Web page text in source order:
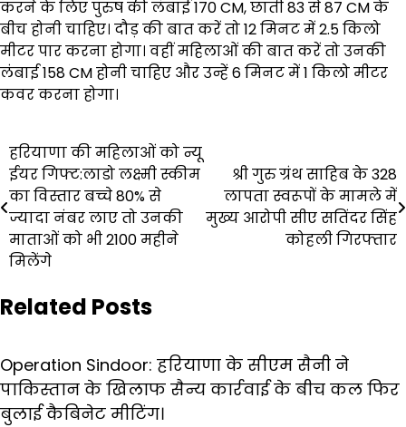
करने के लिए पुरुष की लंबाई 170 CM, छाती 83 से 87 CM के
बीच होनी चाहिए। दौड़ की बात करें तो 12 मिनट में 2.5 किलो
मीटर पार करना होगा। वहीं महिलाओं की बात करें तो उनकी
लंबाई 158 CM होनी चाहिए और उन्हें 6 मिनट में 1 किलो मीटर
कवर करना होगा।
Post
navigation
हरियाणा की महिलाओं को न्यू
ईयर गिफ्ट:लाडो लक्ष्मी स्कीम
का विस्तार बच्चे 80% से
ज्यादा नंबर लाए तो उनकी
माताओं को भी ₹2100 महीने
मिलेंगे
श्री गुरु ग्रंथ साहिब के 328
लापता स्वरूपों के मामले में
मुख्य आरोपी सीए सतिंदर सिंह
कोहली गिरफ्तार
Related Posts
Operation Sindoor: हरियाणा के सीएम सैनी ने
पाकिस्तान के खिलाफ सैन्य कार्रवाई के बीच कल फिर
बुलाई कैबिनेट मीटिंग।